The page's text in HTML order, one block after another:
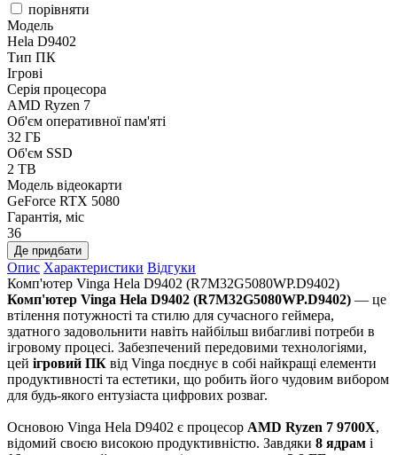
порівняти
Модель
Hela D9402
Тип ПК
Ігрові
Серія процесора
AMD Ryzen 7
Об'єм оперативної пам'яті
32 ГБ
Об'єм SSD
2 TB
Модель відеокарти
GeForce RTX 5080
Гарантія, міс
36
Де придбати
Опис Характеристики Відгуки
Комп'ютер Vinga Hela D9402 (R7M32G5080WP.D9402)
Комп'ютер Vinga Hela D9402 (R7M32G5080WP.D9402) — це
втілення потужності та стилю для сучасного геймера,
здатного задовольнити навіть найбільш вибагливі потреби в
ігровому процесі. Забезпечений передовими технологіями,
цей ігровий ПК від Vinga поєднує в собі найкращі елементи
продуктивності та естетики, що робить його чудовим вибором
для будь-якого ентузіаста цифрових розваг.
Основою Vinga Hela D9402 є процесор AMD Ryzen 7 9700X,
відомий своєю високою продуктивністю. Завдяки 8 ядрам і